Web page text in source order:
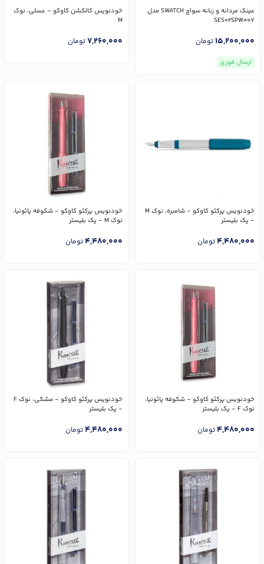
عینک مردانه و زنانه سواچ SWATCH مدل
SES02SPW007
15,200,000تومان
ارسال فوری
خودنویس کالکشن کاوکو - عسلی، نوک
M
7,260,000تومان
خودنویس پرکئو کاوکو - شامبره، نوک M
- پک بلیستر
4,480,000تومان
خودنویس پرکئو کاوکو - شکوفه پائونیا،
نوک M - پک بلیستر
4,480,000تومان
خودنویس پرکئو کاوکو - شکوفه پائونیا،
نوک F - پک بلیستر
4,480,000تومان
خودنویس پرکئو کاوکو - مشکی، نوک F
- پک بلیستر
4,480,000تومان